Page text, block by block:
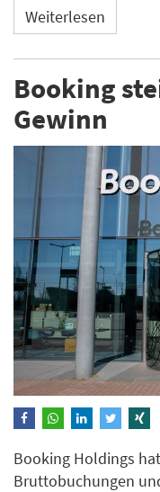
Weiterlesen
Booking
Gewinn
Booking Holdings
Bruttobuchungen